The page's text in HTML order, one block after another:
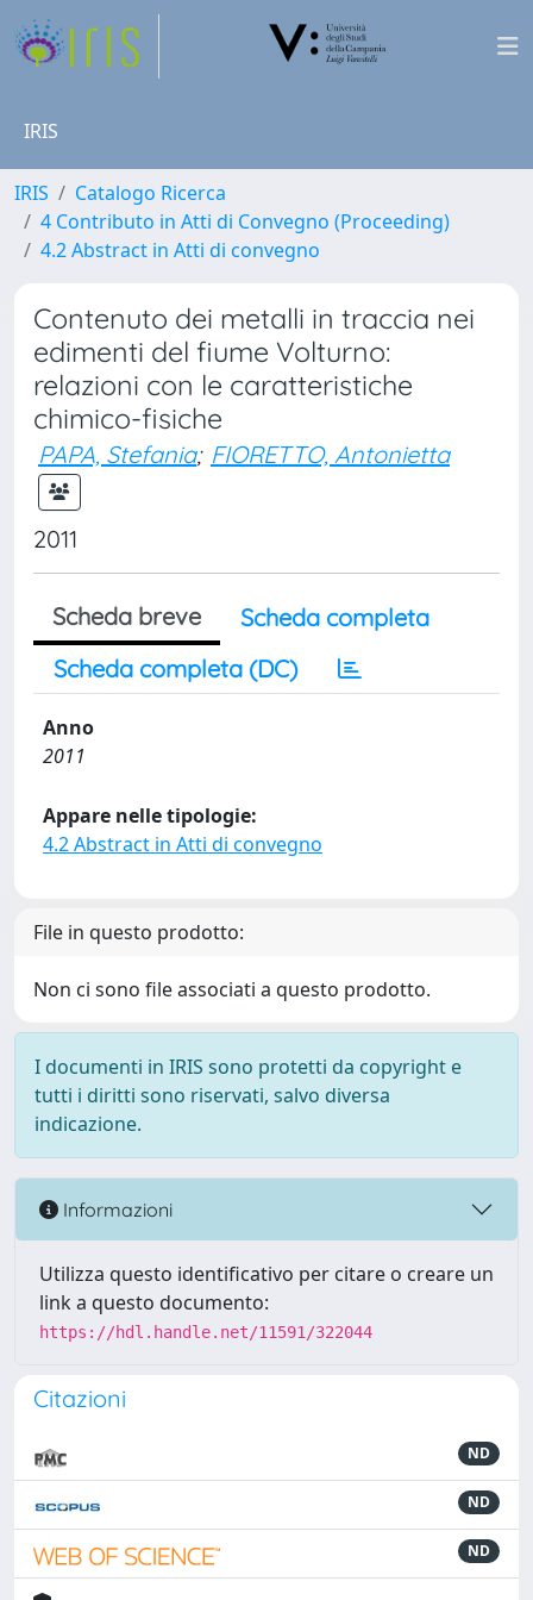
IRIS
IRIS
Catalogo Ricerca
4 Contributo in Atti di Convegno (Proceeding)
4.2 Abstract in Atti di convegno
Contenuto dei metalli in traccia nei
edimenti del fiume Volturno:
relazioni con le caratteristiche
chimico-fisiche
PAPA, Stefania; FIORETTO, Antonietta
2011
Scheda breve
Scheda completa
Scheda completa (DC)
Anno
2011
Appare nelle tipologie:
4.2 Abstract in Atti di convegno
File in questo prodotto:
Non ci sono file associati a questo prodotto.
I documenti in IRIS sono protetti da copyright e
tutti i diritti sono riservati, salvo diversa
indicazione.
Informazioni
Utilizza questo identificativo per citare o creare un
link a questo documento:
https://hdl.handle.net/11591/322044
Citazioni
ND
ND
ND